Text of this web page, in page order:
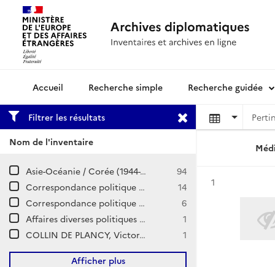
Archives diplomatiquesRecherche simple Recherche guidée
Filtrer les résultats
Nom de l'inventaire
Asie-Océanie / Corée (1944-1955)
94
Correspondance politique et commerciale (CPCOM) / E-Asie / Corée
14
Correspondance politique / Corée
6
Affaires diverses politiques / Corée
1
COLLIN DE PLANCY, Victor, Emile, Marie, Joseh
1
Afficher plus
Résultat n°
1